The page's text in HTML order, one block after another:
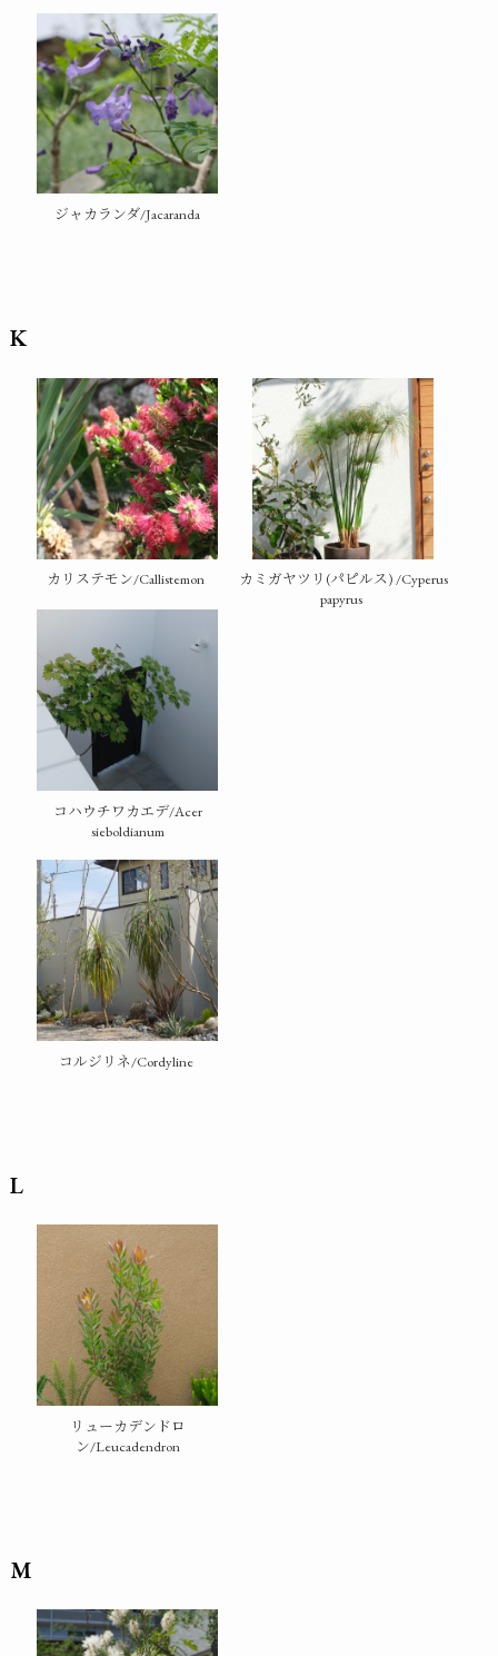
ジャカランダ/Jacaranda
K
カリステモン/Callistemon
カミガヤツリ(パピルス) /Cyperus
papyrus
コハウチワカエデ/Acer
sieboldianum
コルジリネ/Cordyline
L
リューカデンドロ
ン/Leucadendron
M